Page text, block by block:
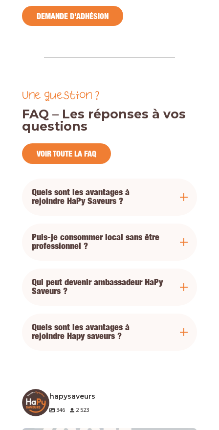
DEMANDE D'ADHÉSION
Une question ?
FAQ – Les réponses à vos
questions
VOIR TOUTE LA FAQ
Quels sont les avantages à
rejoindre HaPy Saveurs ?
Puis-je consommer local sans être
professionnel ?
Qui peut devenir ambassadeur HaPy
Saveurs ?
Quels sont les avantages à
rejoindre Hapy saveurs ?
hapysaveurs
346 2 523